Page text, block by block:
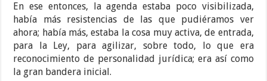
En ese entonces, la agenda estaba poco visibilizada,
había más resistencias de las que pudiéramos ver
ahora; había más, estaba la cosa muy activa, de entrada,
para la Ley, para agilizar, sobre todo, lo que era
reconocimiento de personalidad jurídica; era así como
la gran bandera inicial.